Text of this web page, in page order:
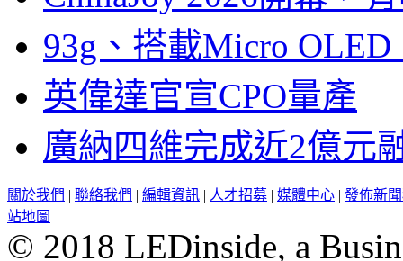
93g、搭載Micro
英偉達官宣CPO量產
廣納四維完成近2億元
關於我們 | 聯絡我們 | 編輯資訊 | 人才招募 | 媒體中心 | 發佈新
站地圖
© 2018 LEDinside, a